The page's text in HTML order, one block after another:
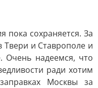
пока сохраняется. За
и Ставрополе и
Очень надеемся, что
ради хотим
Москвы за